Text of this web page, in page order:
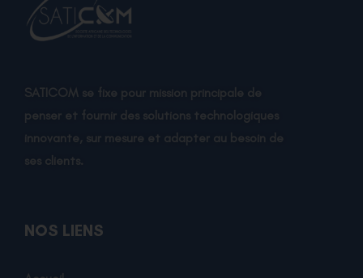
SATICOM se fixe pour mission principale de
penser et fournir des solutions technologiques
innovante, sur mesure et adapter au besoin de
ses clients.
NOS LIENS